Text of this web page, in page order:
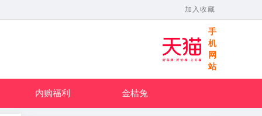
加入收藏
手
机
网
站
内购福利 金桔兔